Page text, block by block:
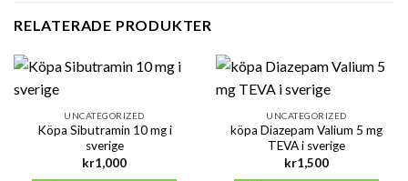
RELATERADE PRODUKTER
UNCATEGORIZED
Köpa Sibutramin 10 mg i
sverige
kr1,000
UNCATEGORIZED
köpa Diazepam Valium 5 mg
TEVA i sverige
kr1,500